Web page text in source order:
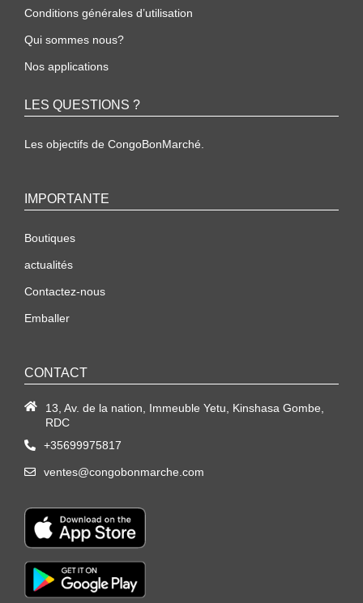
Conditions générales d’utilisation
Qui sommes nous?
Nos applications
LES QUESTIONS ?
Les objectifs de CongoBonMarché.
IMPORTANTE
Boutiques
actualités
Contactez-nous
Emballer
CONTACT
13, Av. de la nation, Immeuble Yetu, Kinshasa Gombe,
RDC
+35699975817
ventes@congobonmarche.com